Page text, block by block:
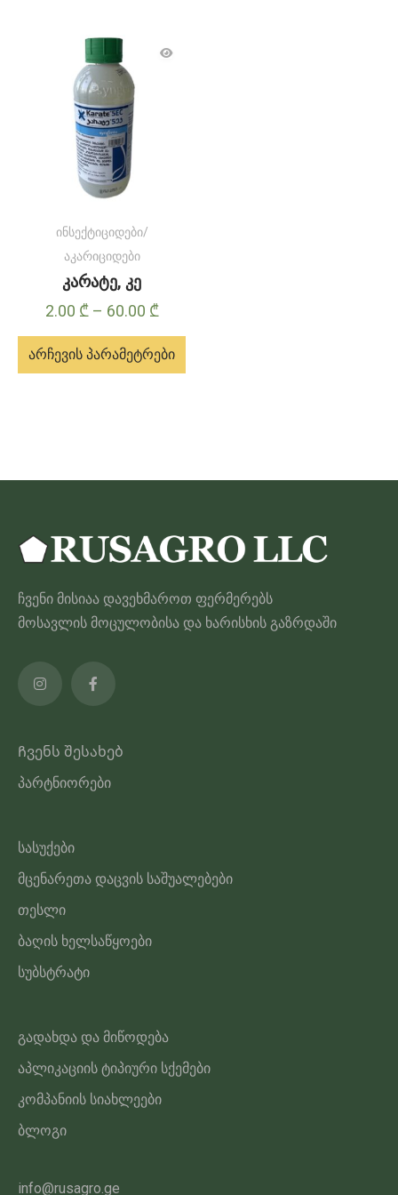
ინსექტიციდები/
აკარიციდები
კარატე, კე
2.00 ₾ – 60.00 ₾Price
range:
2.00 ₾
არჩევის პარამეტრები
შეიძლება
შეირჩეს
გვერდზე
ჩვენი მისიაა დავეხმაროთ ფერმერებს
მოსავლის მოცულობისა და ხარისხის გაზრდაში
Ჩვენს შესახებ
პარტნიორები
სასუქები
მცენარეთა დაცვის საშუალებები
თესლი
ბაღის ხელსაწყოები
სუბსტრატი
გადახდა და მიწოდება
აპლიკაციის ტიპიური სქემები
კომპანიის სიახლეები
ბლოგი
info@rusagro.ge